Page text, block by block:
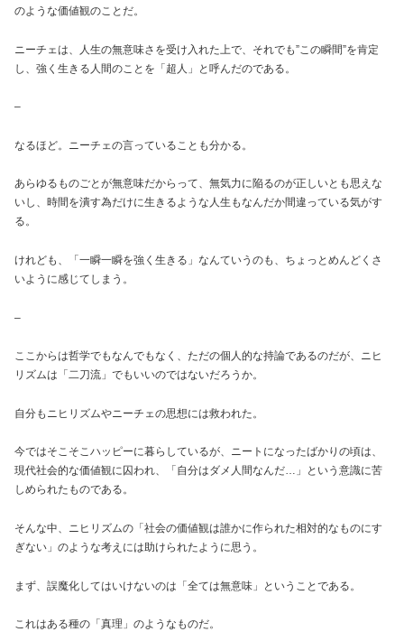
のような価値観のことだ。
ニーチェは、人生の無意味さを受け入れた上で、それでも”この瞬間”を肯定
し、強く生きる人間のことを「超人」と呼んだのである。
–
なるほど。ニーチェの言っていることも分かる。
あらゆるものごとが無意味だからって、無気力に陥るのが正しいとも思えな
いし、時間を潰す為だけに生きるような人生もなんだか間違っている気がす
る。
けれども、「一瞬一瞬を強く生きる」なんていうのも、ちょっとめんどくさ
いように感じてしまう。
–
ここからは哲学でもなんでもなく、ただの個人的な持論であるのだが、ニヒ
リズムは「二刀流」でもいいのではないだろうか。
自分もニヒリズムやニーチェの思想には救われた。
今ではそこそこハッピーに暮らしているが、ニートになったばかりの頃は、
現代社会的な価値観に囚われ、「自分はダメ人間なんだ…」という意識に苦
しめられたものである。
そんな中、ニヒリズムの「社会の価値観は誰かに作られた相対的なものにす
ぎない」のような考えには助けられたように思う。
まず、誤魔化してはいけないのは「全ては無意味」ということである。
これはある種の「真理」のようなものだ。